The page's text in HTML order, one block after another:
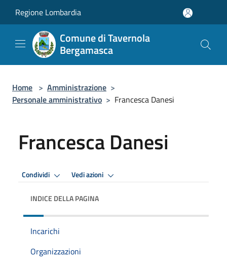
Regione Lombardia
Comune di Tavernola
Bergamasca
Home > Amministrazione >
Personale amministrativo > Francesca Danesi
Francesca Danesi
Condividi Vedi azioni
INDICE DELLA PAGINA
Incarichi
Organizzazioni